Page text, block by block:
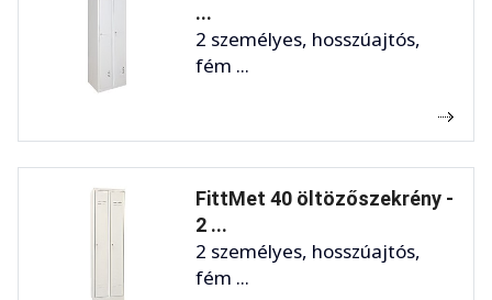
...
2 személyes, hosszúajtós,
fém ...
FittMet 40 öltözőszekrény -
2 ...
2 személyes, hosszúajtós,
fém ...